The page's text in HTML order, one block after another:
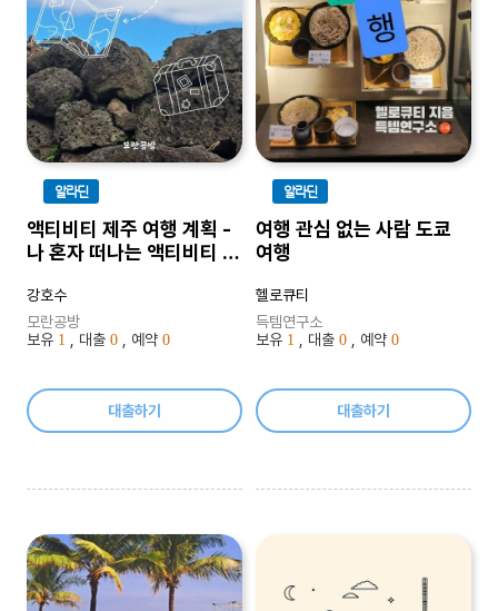
알라딘
액티비티 제주 여행 계획 -
나 혼자 떠나는 액티비티 여
강호수
모란공방
보유 1 , 대출 0 , 예약 0
대출하기
알라딘
여행 관심 없는 사람 도쿄
여행
헬로큐티
득템연구소
보유 1 , 대출 0 , 예약 0
대출하기